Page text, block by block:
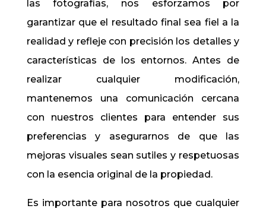
las fotografías, nos esforzamos por
garantizar que el resultado final sea fiel a la
realidad y refleje con precisión los detalles y
características de los entornos. Antes de
realizar cualquier modificación,
mantenemos una comunicación cercana
con nuestros clientes para entender sus
preferencias y asegurarnos de que las
mejoras visuales sean sutiles y respetuosas
con la esencia original de la propiedad.
Es importante para nosotros que cualquier